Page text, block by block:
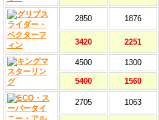
2850 1876
3420 2251
4500 1300
5400 1560
2705 1063